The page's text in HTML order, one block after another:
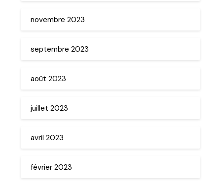
novembre 2023
septembre 2023
août 2023
juillet 2023
avril 2023
février 2023